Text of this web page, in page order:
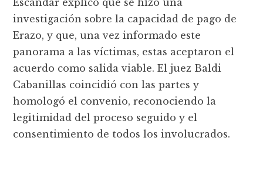
Escandar explicó que se hizo una
investigación sobre la capacidad de pago de
Erazo, y que, una vez informado este
panorama a las víctimas, estas aceptaron el
acuerdo como salida viable. El juez Baldi
Cabanillas coincidió con las partes y
homologó el convenio, reconociendo la
legitimidad del proceso seguido y el
consentimiento de todos los involucrados.